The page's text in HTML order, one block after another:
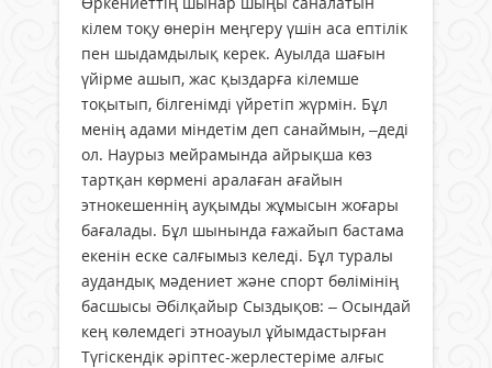
кілем тоқу өнерін меңгеру үшін аса ептілік
пен шыдамдылық керек. Ауылда шағын
үйірме ашып, жас қыздарға кілемше
тоқытып, білгенімді үйретіп жүрмін. Бұл
менің адами міндетім деп санаймын, –деді
ол. Наурыз мейрамында айрықша көз
тартқан көрмені аралаған ағайын
этнокешеннің ауқымды жұмысын жоғары
бағалады. Бұл шынында ғажайып бастама
екенін еске салғымыз келеді. Бұл туралы
аудандық мәдениет және спорт бөлімінің
басшысы Әбілқайыр Сыздықов: – Осындай
кең көлемдегі этноауыл ұйымдастырған
Түгіскендік әріптес-жерлестеріме алғыс